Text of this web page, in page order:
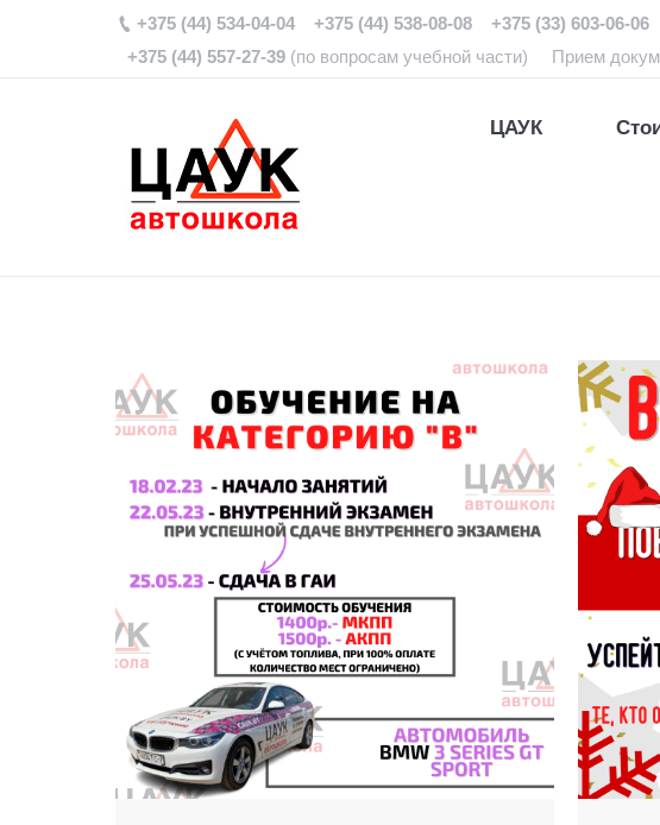
+375 (44) 534-04-04 +375 (44) 538-08-08 +375 (33) 603-06-06
+375 (44) 557-27-39 (по вопросам учебной части) Прием
ЦАУК